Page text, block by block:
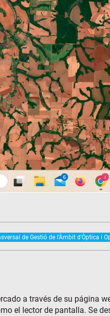
de Gestió de l'Àmbit d'Òptica i
a través de su página
el lector de pantalla. Se